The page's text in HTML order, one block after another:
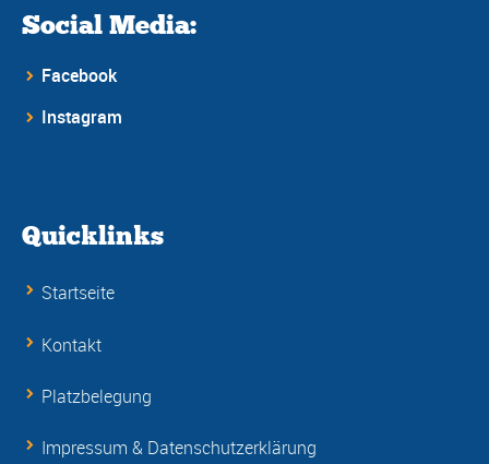
Social Media:
Facebook
Instagram
Quicklinks
Startseite
Kontakt
Platzbelegung
Impressum & Datenschutzerklärung